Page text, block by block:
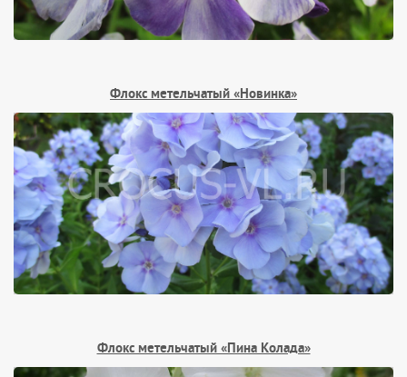
Флокс метельчатый «Новинка»
Флокс метельчатый «Пина Колада»